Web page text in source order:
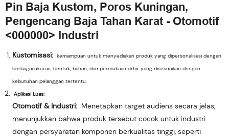
Pin Baja Kustom, Poros Kuningan,
Pengencang Baja Tahan Karat - Otomotif
<000000> Industri
Kustomisasi: kemampuan untuk menyediakan produk yang dipersonalisasi dengan
berbagai ukuran, bentuk, bahan, dan permukaan akhir yang disesuaikan dengan
kebutuhan pelanggan tertentu.
Aplikasi Luas:
Otomotif & Industri: Menetapkan target audiens secara jelas,
menunjukkan bahwa produk tersebut cocok untuk industri
dengan persyaratan komponen berkualitas tinggi, seperti